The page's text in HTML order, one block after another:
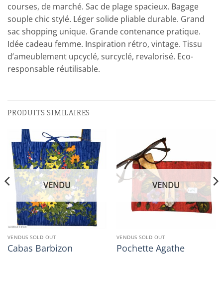
courses, de marché. Sac de plage spacieux. Bagage
souple chic stylé. Léger solide pliable durable. Grand
sac shopping unique. Grande contenance pratique.
Idée cadeau femme. Inspiration rétro, vintage. Tissu
d’ameublement upcyclé, surcyclé, revalorisé. Eco-
responsable réutilisable.
PRODUITS SIMILAIRES
VENDU
VENDUS SOLD OUT
Cabas Barbizon
VENDU
VENDUS SOLD OUT
Pochette Agathe